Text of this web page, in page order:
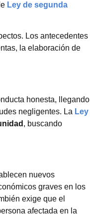
Ley de segunda
Los antecedentes
la elaboración de
honesta, llegando
negligentes. La Ley
, buscando
nuevos
graves en los
exige que el
afectada en la